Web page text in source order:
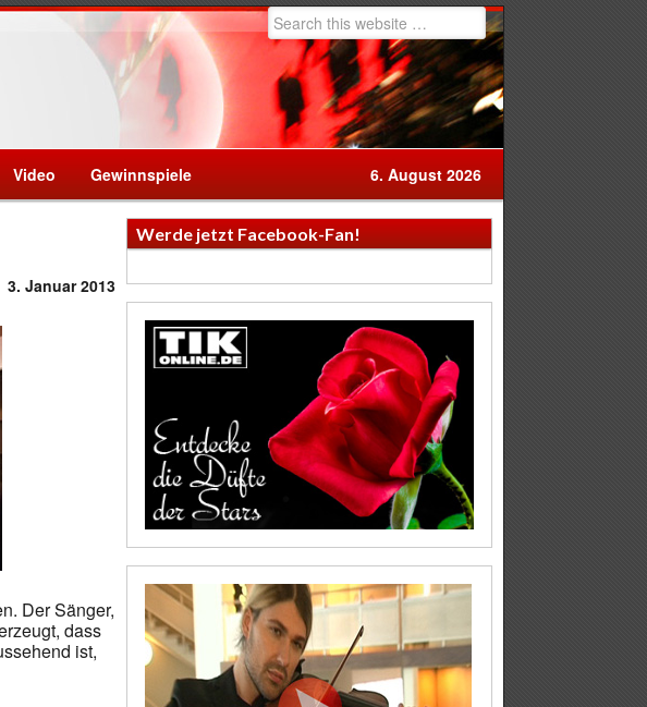
Video Gewinnspiele 6. August 2026
3. Januar 2013
Der Sänger,
dass
ist,
Werde jetzt Facebook-Fan!